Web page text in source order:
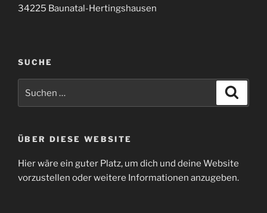
34225 Baunatal-Hertingshausen
SUCHE
nach:
ÜBER DIESE WEBSITE
Hier wäre ein guter Platz, um dich und deine Website
vorzustellen oder weitere Informationen anzugeben.